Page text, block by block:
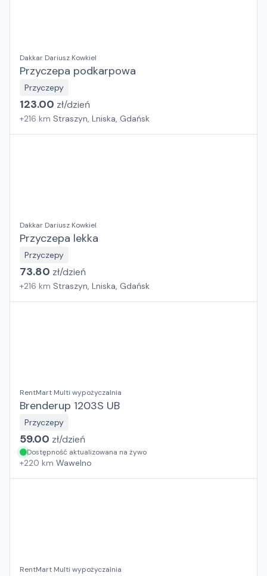
Dakkar Dariusz Kowkiel
Przyczepa podkarpowa
Przyczepy
123.00 zł/dzień
+216 km Straszyn, Lniska, Gdańsk
Dakkar Dariusz Kowkiel
Przyczepa lekka
Przyczepy
73.80 zł/dzień
+216 km Straszyn, Lniska, Gdańsk
RentMart Multi wypożyczalnia
Brenderup 1203S UB
Przyczepy
59.00 zł/dzień
Dostępność aktualizowana na żywo
+220 km Wawelno
RentMart Multi wypożyczalnia